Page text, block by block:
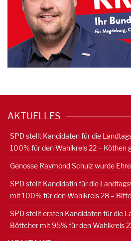
AKTUELLES
SPD stellt Kandidaten für die
100% für den Wahlkreis 22 – Köthen
Genosse Raymond Schulz wurde
SPD stellt Kandidatin für die
mit 100% für den Wahlkreis 28 –
SPD stellt ersten Kandidaten für die
Böttcher mit 95% für den Wahlkreis